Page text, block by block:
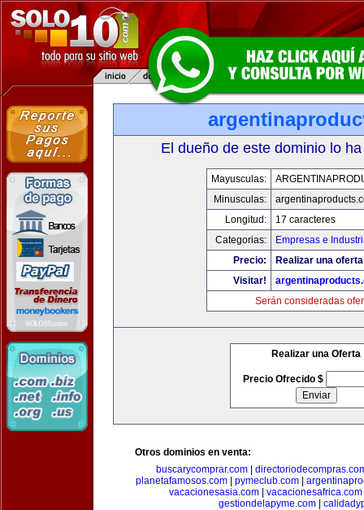
El dueño de este dominio lo
Mayusculas:
Minusculas:
Longitud:
17 caracteres
Categorias:
Empresas e
Precio:
Realizar una
Visitar!
Serán consideradas
Realizar una Oferta
Precio Ofrecido $
Otros dominios en venta:
buscarycomprar.com|
planetafamosos.com| pymeclub.com|
vacacionesasia.com
vacacionesafrica.com
gestiondelapyme.com|